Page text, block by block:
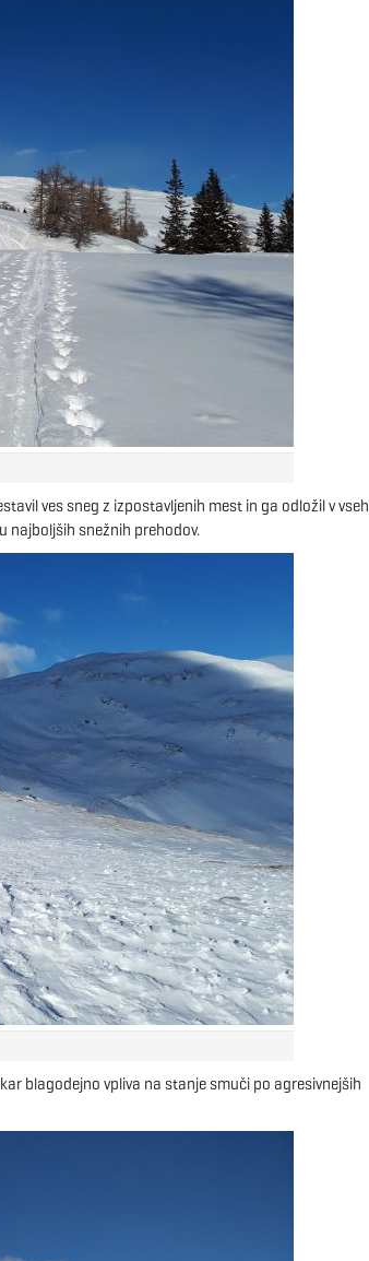
ves sneg z izpostavljenih mest in ga odložil v vseh
najboljših snežnih prehodov.
blagodejno vpliva na stanje smuči po agresivnejših